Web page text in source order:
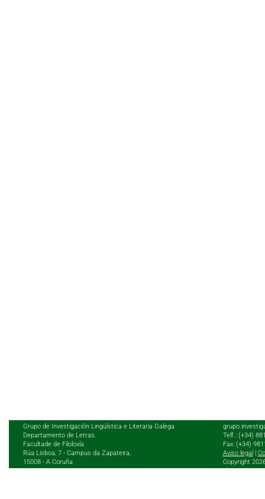
Grupo de Investigación Lingüística e Literaria Galega
Departamento de Letras.
Facultade de Filoloxía
Rúa Lisboa, 7 - Campus da Zapateira,
15008 - A Coruña
Telf.: (+34)
Fax: (+34)
Aviso legal
Copyright